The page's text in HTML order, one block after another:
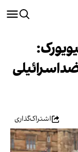
اشتراک‌گذاری